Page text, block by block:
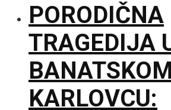
PORODIČNA
TRAGEDIJA
BANATSKOM
KARLOVCU: